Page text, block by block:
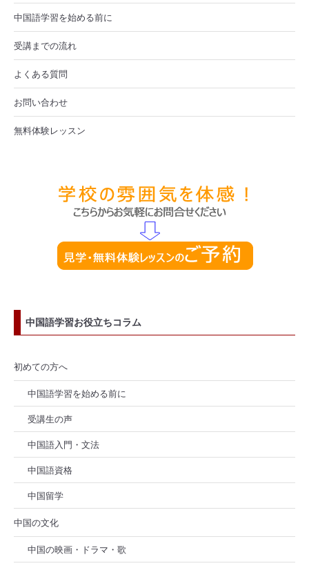
中国語学習を始める前に
受講までの流れ
よくある質問
お問い合わせ
無料体験レッスン
中国語学習お役立ちコラム
初めての方へ
中国語学習を始める前に
受講生の声
中国語入門・文法
中国語資格
中国留学
中国の文化
中国の映画・ドラマ・歌